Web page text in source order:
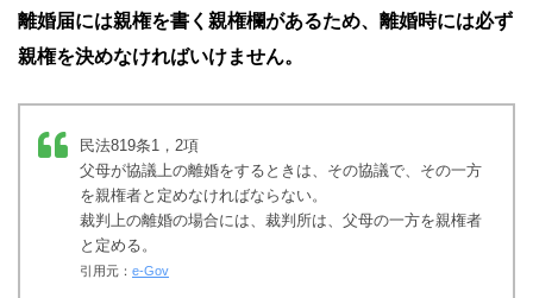
離婚届には親権を書く親権欄があるため、離婚時には必ず
親権を決めなければいけません。
民法819条1，2項
父母が協議上の離婚をするときは、その協議で、その一方
を親権者と定めなければならない。
裁判上の離婚の場合には、裁判所は、父母の一方を親権者
と定める。
引用元： e-Gov